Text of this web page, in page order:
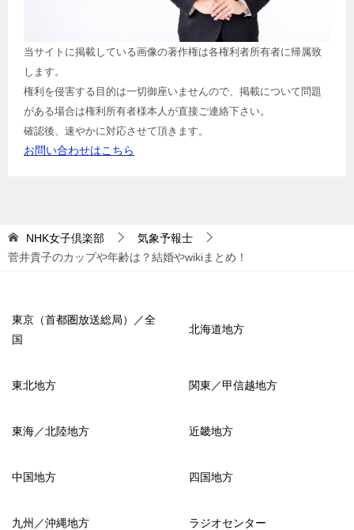
当サイトに掲載している画像の著作権は各権利者所有者に帰属致
します。
権利を侵害する目的は一切御座いませんので、掲載について問題
がある場合は権利所有者様本人が直接ご連絡下さい。
確認後、速やかに対応させて頂きます。
お問い合わせはこちら
NHK女子倶楽部
気象予報士
菅井貴子のカップや年齢は？結婚やwikiまとめ！
東京（首都圏放送総局）／全
国
北海道地方
東北地方 関東／甲信越地方
東海／北陸地方 近畿地方
中国地方 四国地方
九州／沖縄地方 ラジオセンター